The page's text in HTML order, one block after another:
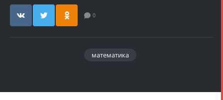
0
математика